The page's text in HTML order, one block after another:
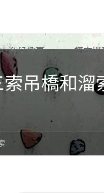
育兒趣事 語言學
吊橋和溜